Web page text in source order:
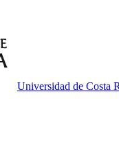
Universidad de Costa